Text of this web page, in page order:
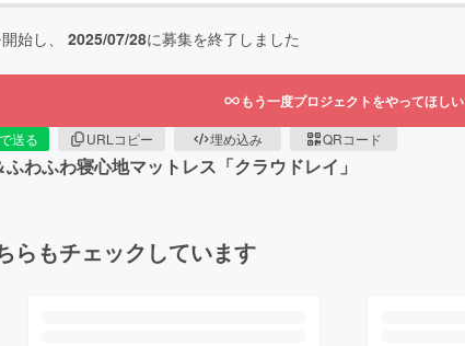
始し、 2025/07/28に募集を終了しました
もう一度プロジェクトをやってほしい
送る URLコピー 埋め込み QRコード
わふわ寝心地マットレス「クラウドレイ」
らもチェックしています